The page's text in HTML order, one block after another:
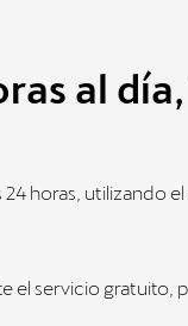
al
24 horas, utilizando
el servicio gratuito,